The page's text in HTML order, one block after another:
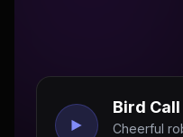
Bird Call
Cheerful